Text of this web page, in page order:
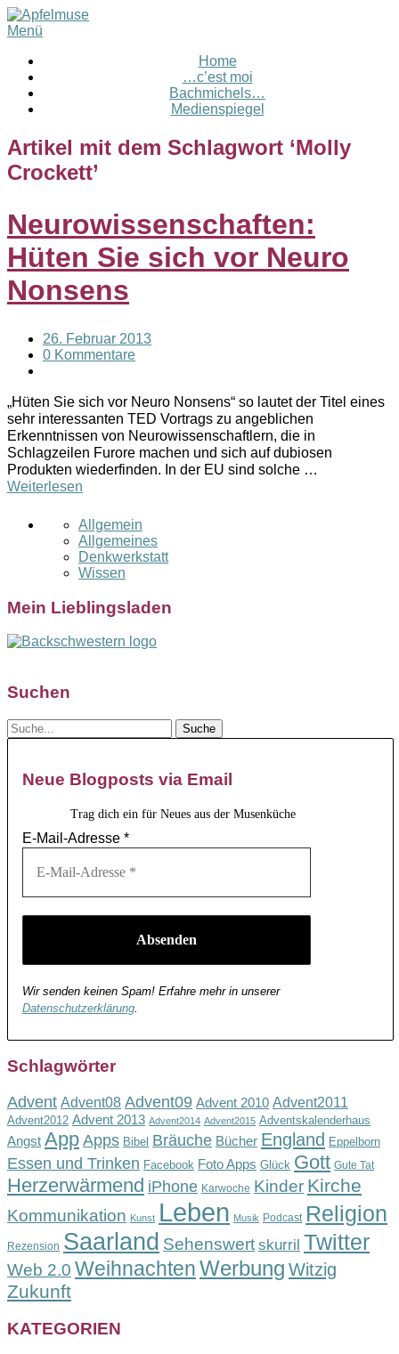
Menü
Home
…c’est moi
Bachmichels…
Medienspiegel
Artikel mit dem Schlagwort ‘Molly
Crockett’
Neurowissenschaften:
Hüten Sie sich vor Neuro
Nonsens
26. Februar 2013
0 Kommentare
„Hüten Sie sich vor Neuro Nonsens“ so lautet der Titel eines
sehr interessanten TED Vortrags zu angeblichen
Erkenntnissen von Neurowissenschaftlern, die in
Schlagzeilen Furore machen und sich auf dubiosen
Produkten wiederfinden. In der EU sind solche …
Weiterlesen
Allgemein
Allgemeines
Denkwerkstatt
Wissen
Mein Lieblingsladen
Suchen
Neue Blogposts via Email
Trag dich ein für Neues aus der Musenküche
E-Mail-Adresse *
Wir senden keinen Spam! Erfahre mehr in unserer
Datenschutzerklärung
Schlagwörter
Advent Advent08 Advent09 Advent 2010 Advent2011
Advent2012 Advent 2013 Advent2014 Advent2015 Adventskalenderhaus
Angst App Apps Bibel Bräuche Bücher England Eppelborn
Essen und Trinken Facebook Foto Apps Glück Gott Gute Tat
Herzerwärmend iPhone Karwoche Kinder Kirche
Kommunikation Kunst Leben Musik Podcast Religion
Rezension Saarland Sehenswert skurril Twitter
Web 2.0 WeihnachtenWerbung Witzig
Zukunft
KATEGORIEN